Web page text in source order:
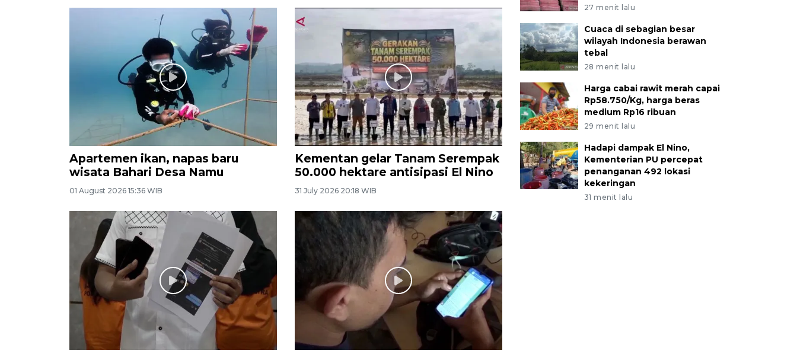
Apartemen ikan, napas baru
wisata Bahari Desa Namu
01 August 2026 15:36 WIB
Kementan gelar Tanam Serempak
50.000 hektare antisipasi El Nino
31 July 2026 20:18 WIB
27 menit lalu
Cuaca di sebagian besar
wilayah Indonesia berawan
tebal
28 menit lalu
Harga cabai rawit merah capai
Rp58.750/Kg, harga beras
medium Rp16 ribuan
29 menit lalu
Hadapi dampak El Nino,
Kementerian PU percepat
penanganan 492 lokasi
kekeringan
31 menit lalu